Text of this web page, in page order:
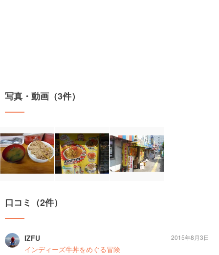
写真・動画（3件）
口コミ（2件）
IZFU
インディーズ牛丼をめぐる冒険
2015年8月3日